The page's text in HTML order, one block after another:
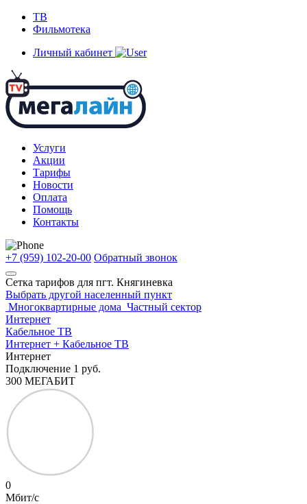
ТВ
Фильмотека
Личный кабинет
Услуги
Акции
Тарифы
Новости
Оплата
Помощь
Контакты
+7 (959) 102-20-00 Обратный звонок
Сетка тарифов для пгт. Княгиневка
Выбрать другой населенный пункт
Многоквартирные дома Частный сектор
Интернет
Кабельное ТВ
Интернет + Кабельное ТВ
Интернет
Подключение 1 руб.
300 МЕГАБИТ
0
Мбит/с